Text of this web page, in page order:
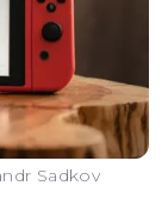
Sadkov